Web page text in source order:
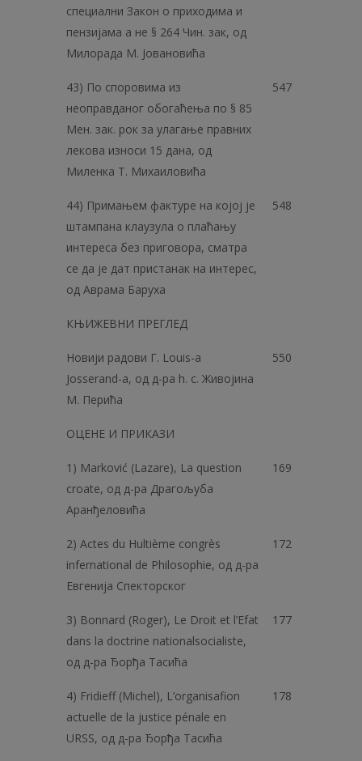
специални Закон о приходима и
пензијама а не § 264 Чин. зак, од
Милорада М. Јовановића
43) По споровима из
неоправданог обогаћења по § 85
Мен. зак. рок за улагање правних
лекова износи 15 дана, од
Миленка Т. Михаиловића
547
44) Примањем фактуре на којој је
штампана клаузула о плаћању
интереса без приговора, сматра
се да је дат пристанак на интерес,
од Аврама Баруха
548
КЊИЖЕВНИ ПРЕГЛЕД
Новији радови Г. Louis-a
Josserand-a, од д-ра h. с. Живојина
М. Перића
550
ОЦЕНЕ И ПРИКАЗИ
1) Marković (Lazare), La question
croate, од д-ра Драгољуба
Аранђеловића
169
2) Actes du Hultième congrès
infernational de Philosophie, од д-ра
Евгенија Спекторског
172
3) Bonnard (Roger), Le Droit et l’Efat
dans la doctrine nationalsocialiste,
од д-ра Ђорђа Tacићa
177
4) Fridieff (Michel), L’organisafion
actuelle de la justice pénale en
URSS, од д-ра Ђорђа Тасића
178